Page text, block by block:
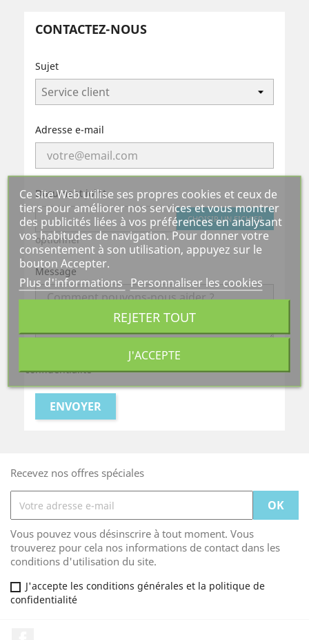
CONTACTEZ-NOUS
Sujet
Adresse e-mail
Document joint
CHOISIR UN FICHIER
optionnel
Message
J'accepte les conditions générales et la politique de
confidentialité
Recevez nos offres spéciales
Vous pouvez vous désinscrire à tout moment. Vous
trouverez pour cela nos informations de contact dans les
conditions d'utilisation du site.
J'accepte les conditions générales et la politique de
confidentialité
Ce site Web utilise ses propres cookies et ceux de
tiers pour améliorer nos services et vous montrer
des publicités liées à vos préférences en analysant
vos habitudes de navigation. Pour donner votre
consentement à son utilisation, appuyez sur le
bouton Accepter.
Plus d'informations Personnaliser les cookies
REJETER TOUT
J'ACCEPTE